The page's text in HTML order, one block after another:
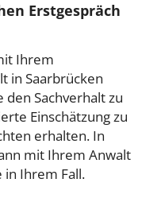
Erstgespräch
Ihrem
in Saarbrücken
den Sachverhalt zu
Einschätzung zu
erhalten. In
mit Ihrem Anwalt
in Ihrem Fall.